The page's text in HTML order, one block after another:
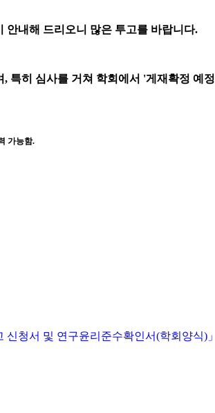
안내해 드리오니 많은 투고를 바랍니다.
, 특히 심사를 거쳐 학회에서 '게재확정 예정
가능함.
신청서 및 연구윤리준수확인서(학회양식) 」